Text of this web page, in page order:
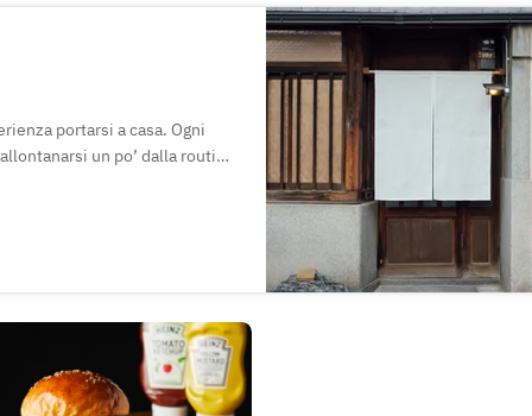
portarsi a casa. Ogni
un po’ dalla routine